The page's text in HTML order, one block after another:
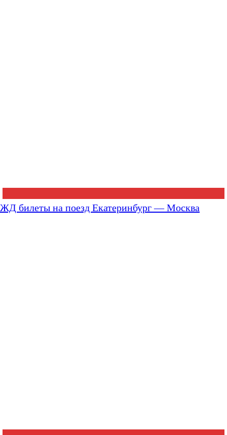
ЖД билеты на поезд Екатеринбург — Москва